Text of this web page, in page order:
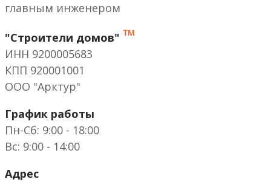
главным инженером
"Строители домов" ™
ИНН 9200005683
КПП 920001001
ООО "Арктур"
График работы
Пн-Сб: 9:00 - 18:00
Вс: 9:00 - 14:00
Адрес